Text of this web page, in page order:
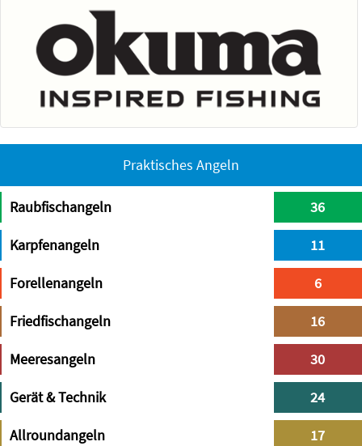
Praktisches Angeln
Raubfischangeln 36
Karpfenangeln 11
Forellenangeln 6
Friedfischangeln 16
Meeresangeln 30
Gerät & Technik 24
Allroundangeln
17